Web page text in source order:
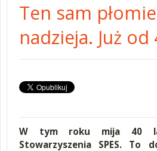
Ten sam
nadzieja. Już od
W tym roku mija 40
Stowarzyszenia SPES. To